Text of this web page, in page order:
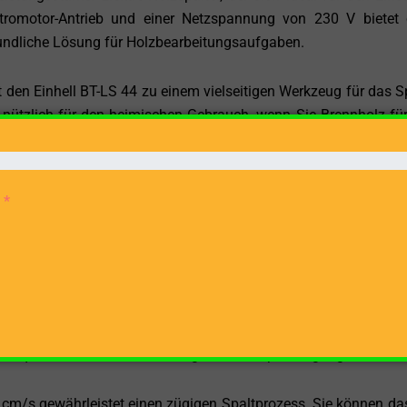
Antrieb und einer Netzspannung von 230 V bietet
Lösung für Holzbearbeitungsaufgaben.
Einhell BT-LS 44 zu einem vielseitigen Werkzeug für das
für den heimischen Gebrauch, wenn Sie Brennholz
Größe ermöglicht es, den Holzspalter problemlos in
BT-LS 44 eine beeindruckende Spaltkraft von 4 Tonnen.
und -stücke mit Leichtigkeit zu spalten, was die Arbeit
BT-LS 44 erleichtert das Beladen und Spalten von
die Spaltkeile positionieren und den Holzspalter betätigen.
während des gesamten Spaltvorgangs.